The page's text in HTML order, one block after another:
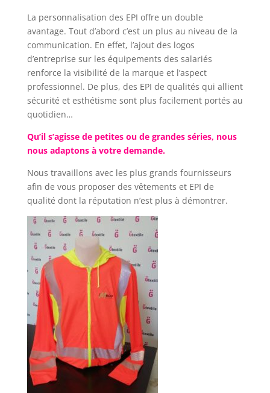
La personnalisation des EPI offre un double
avantage. Tout d’abord c’est un plus au niveau de la
communication. En effet, l’ajout des logos
d’entreprise sur les équipements des salariés
renforce la visibilité de la marque et l’aspect
professionnel. De plus, des EPI de qualités qui allient
sécurité et esthétisme sont plus facilement portés au
quotidien…
Qu’il s’agisse de petites ou de grandes séries, nous
nous adaptons à votre demande.
Nous travaillons avec les plus grands fournisseurs
afin de vous proposer des vêtements et EPI de
qualité dont la réputation n’est plus à démontrer.